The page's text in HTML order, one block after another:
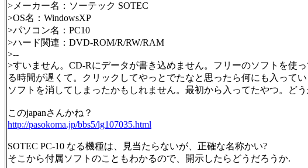
>メーカー名：ソーテック SOTEC
>OS名：WindowsXP
>パソコン名：PC10
>ハード関連：DVD-ROM/R/RW/RAM
>--
>すいません。CD-Rにデータが書き込めません。フリーのソフトを使
る時間が遅くて。クリックしてやっとでたなと思ったら何にも入って
ソフトを消してしまったかもしれません。最初から入ってたやつ。どう
このjapanさんかね？
http://pasokoma.jp/bbs5/lg107035.html
SOTEC PC-10 なる機種は、見当たらないが、正確な名称かい?
そこから付属ソフトのこともわかるので、開示したらどうだろうか.